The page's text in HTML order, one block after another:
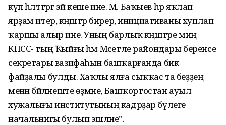
күп һәләттәргә эйә кеше ине. М. Баҡыев һәр яҡлап
ярҙам итер, кәңәштәр бирер, инициативаны хуплап
ҡаршы алыр ине. Уның барлыҡ кәңәштәре миңә
КПСС- тың Ҡыйғы һәм Мәсетле райондары беренсе
секретары вазифаһын башҡарғанда бик
файҙалы булды. Хаҡлы ялға сыҡҡас та беҙҙең
менән бәйләнеште өҙмәне, Башҡортостан ауыл
хужалығы институтының кадрҙар бүлеге
начальнигы булып эшләне”.